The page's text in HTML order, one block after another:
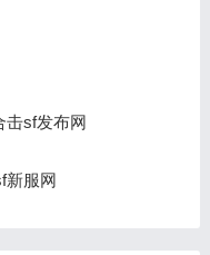
击sf发布网
新服网